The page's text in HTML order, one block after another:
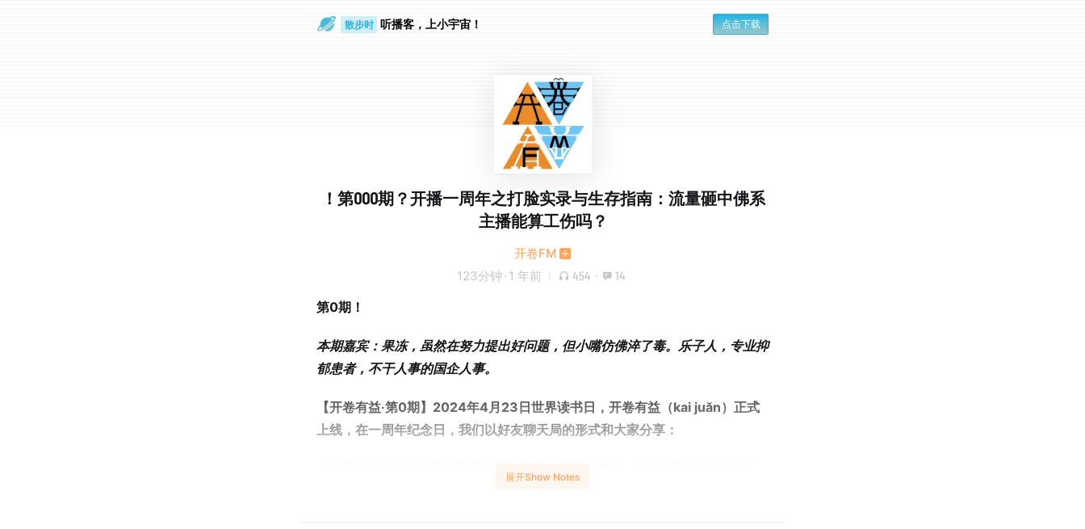
散步时 听播客，上小宇宙！ 点击下载
！第000期？开播一周年之打脸实录与生存指南：流量砸中佛系
主播能算工伤吗？
开卷FM
123分钟 · 1 年前 454 · 14
第0期！
本期嘉宾：果冻，虽然在努力提出好问题，但小嘴仿佛淬了毒。乐子人，专业抑
郁患者，不干人事的国企人事。
【开卷有益·第0期】2024年4月23日世界读书日，开卷有益（kai juăn）正式
上线，在一周年纪念日，我们以好友聊天局的形式和大家分享：
√做播客的初心与热望，我所经历的温暖、感动、低谷、拧巴都和大家坦诚相
展开Show Notes